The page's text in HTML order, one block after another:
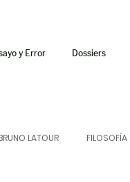
y Error Dossiers
LATOUR FILOSOFÍA